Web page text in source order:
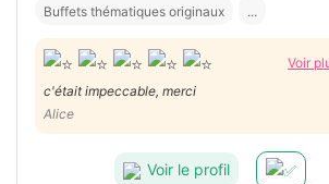
Buffets thématiques originaux ...
Voir
c'était impeccable, merci
Alice
Voir le profil